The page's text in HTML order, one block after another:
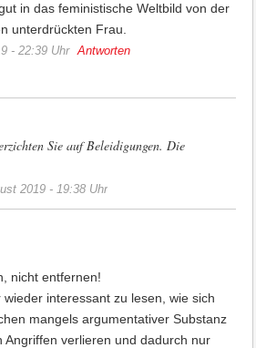
in das feministische Weltbild von der
unterdrückten Frau.
- 22:39 Uhr Antworten
Sie auf Beleidigungen. Die
2019 - 19:38 Uhr
nicht entfernen!
wieder interessant zu lesen, wie sich
mangels argumentativer Substanz
Angriffen verlieren und dadurch nur